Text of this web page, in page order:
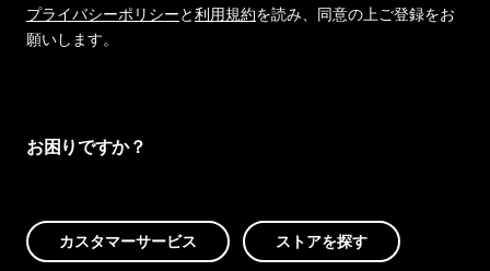
プライバシーポリシーと利用規約を読み、同意の上ご登録をお
願いします。
お困りですか？
カスタマーサービス ストアを探す